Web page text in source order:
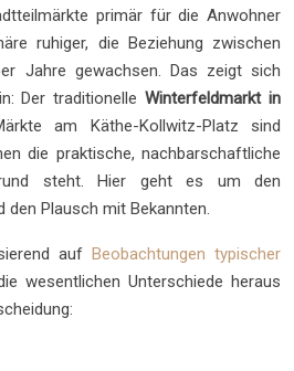
primär für die Anwohner
ruhiger, die Beziehung zwischen
Jahre gewachsen. Das zeigt sich
Der traditionelleWinterfeldmarkt in
am Käthe-Kollwitz-Platz sind
die praktische, nachbarschaftliche
steht. Hier geht es um den
den Plausch mit Bekannten.
auf Beobachtungen typischer
wesentlichen Unterschiede heraus